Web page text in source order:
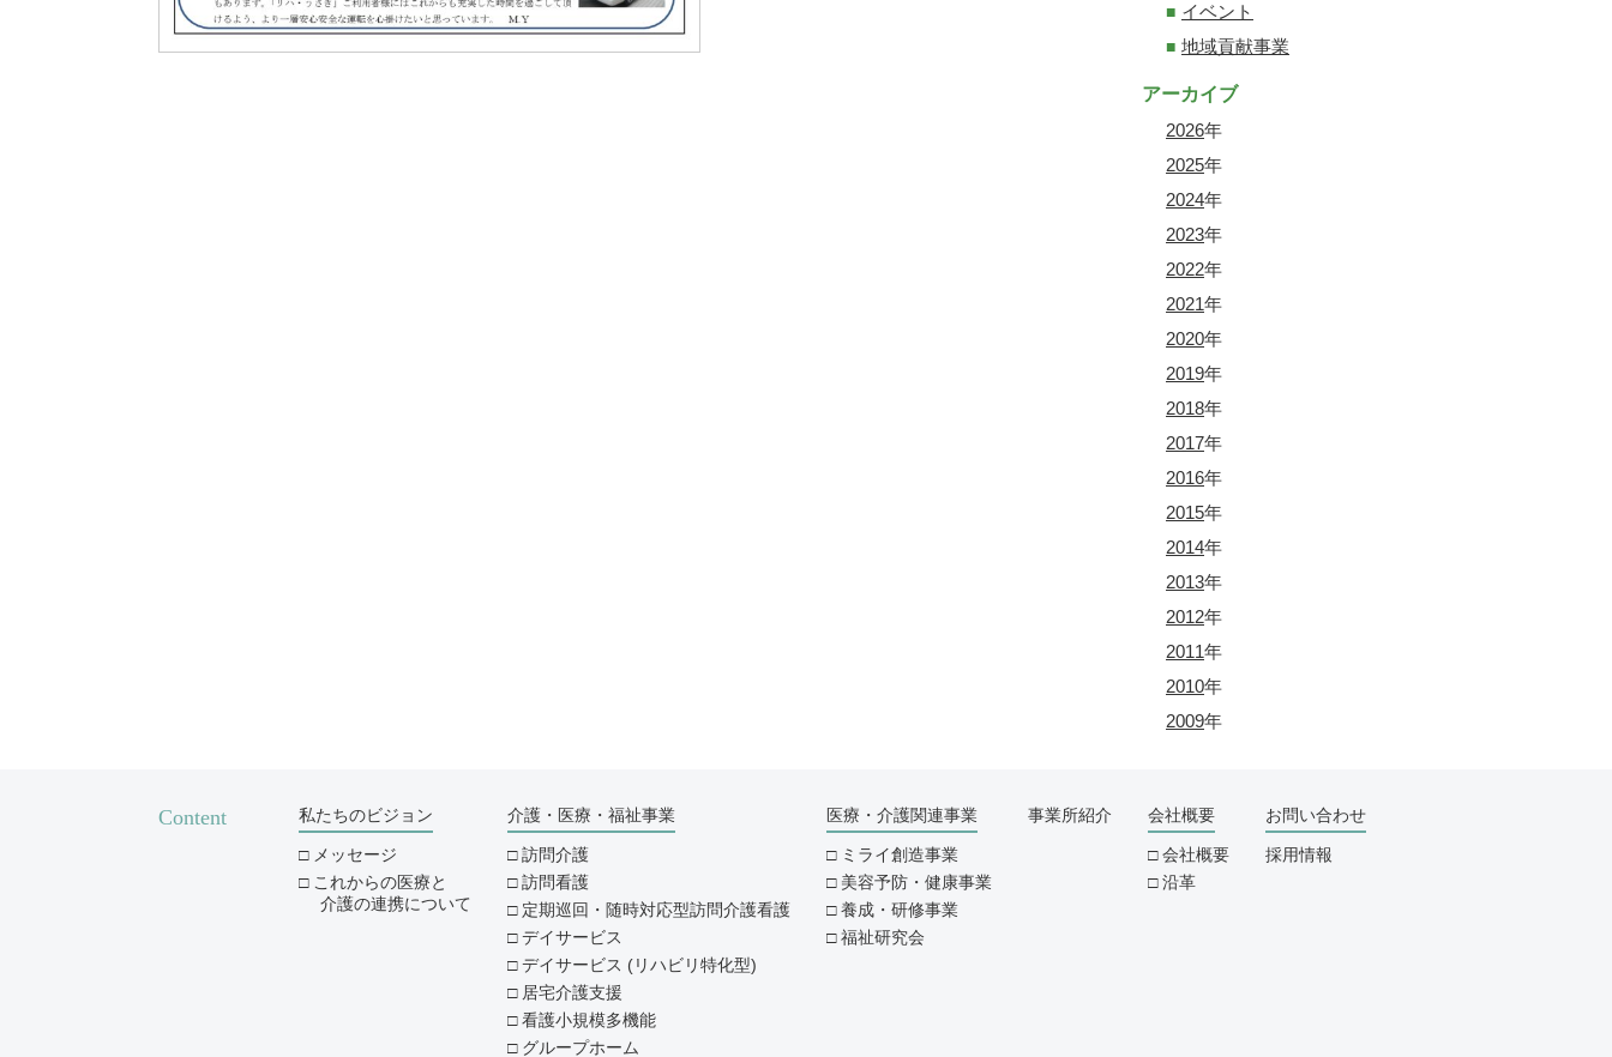
イベント
地域貢献事業
アーカイブ
2026年
2025年
2024年
2023年
2022年
2021年
2020年
2019年
2018年
2017年
2016年
2015年
2014年
2013年
2012年
2011年
2010年
2009年
Content 私たちのビジョン
メッセージ
これからの医療と
介護の連携について
介護・医療・福祉事業
訪問介護
訪問看護
定期巡回・随時対応型訪問介護看護
デイサービス
デイサービス (リハビリ特化型)
居宅介護支援
看護小規模多機能
グループホーム
医療・介護関連事業
ミライ創造事業
美容予防・健康事業
養成・研修事業
福祉研究会
事業所紹介 会社概要
会社概要
沿革
お問い合わせ
採用情報